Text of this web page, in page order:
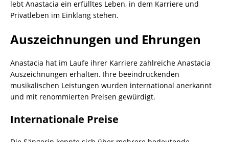
lebt Anastacia ein erfülltes Leben, in dem Karriere und
Privatleben im Einklang stehen.
Auszeichnungen und Ehrungen
Anastacia hat im Laufe ihrer Karriere zahlreiche Anastacia
Auszeichnungen erhalten. Ihre beeindruckenden
musikalischen Leistungen wurden international anerkannt
und mit renommierten Preisen gewürdigt.
Internationale Preise